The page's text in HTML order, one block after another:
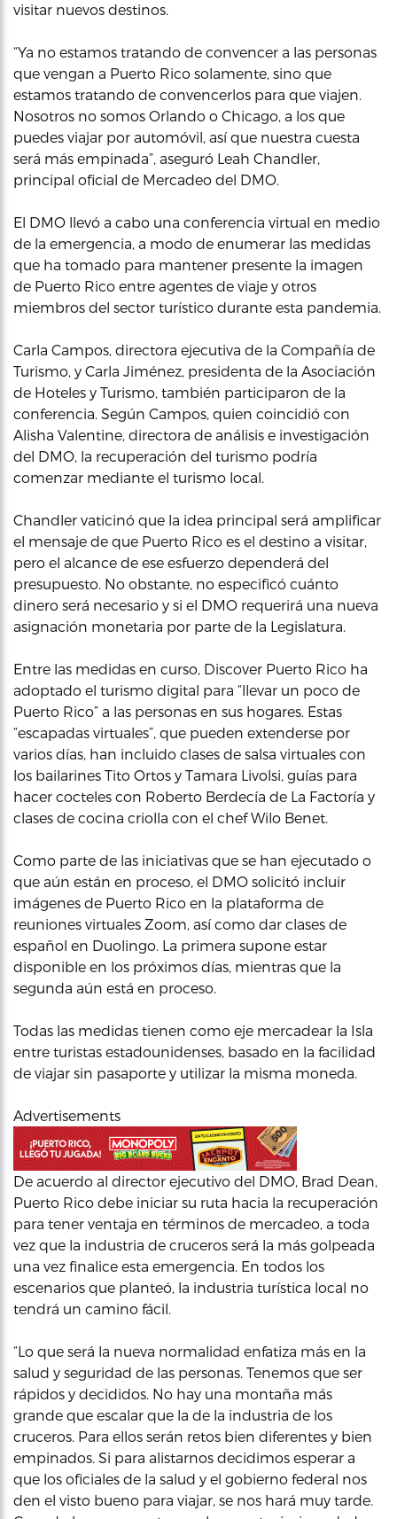
visitar nuevos destinos.
“Ya no estamos tratando de convencer a las personas
que vengan a Puerto Rico solamente, sino que
estamos tratando de convencerlos para que viajen.
Nosotros no somos Orlando o Chicago, a los que
puedes viajar por automóvil, así que nuestra cuesta
será más empinada”, aseguró Leah Chandler,
principal oficial de Mercadeo del DMO.
El DMO llevó a cabo una conferencia virtual en medio
de la emergencia, a modo de enumerar las medidas
que ha tomado para mantener presente la imagen
de Puerto Rico entre agentes de viaje y otros
miembros del sector turístico durante esta pandemia.
Carla Campos, directora ejecutiva de la Compañía de
Turismo, y Carla Jiménez, presidenta de la Asociación
de Hoteles y Turismo, también participaron de la
conferencia. Según Campos, quien coincidió con
Alisha Valentine, directora de análisis e investigación
del DMO, la recuperación del turismo podría
comenzar mediante el turismo local.
Chandler vaticinó que la idea principal será amplificar
el mensaje de que Puerto Rico es el destino a visitar,
pero el alcance de ese esfuerzo dependerá del
presupuesto. No obstante, no especificó cuánto
dinero será necesario y si el DMO requerirá una nueva
asignación monetaria por parte de la Legislatura.
Entre las medidas en curso, Discover Puerto Rico ha
adoptado el turismo digital para “llevar un poco de
Puerto Rico” a las personas en sus hogares. Estas
“escapadas virtuales”, que pueden extenderse por
varios días, han incluido clases de salsa virtuales con
los bailarines Tito Ortos y Tamara Livolsi, guías para
hacer cocteles con Roberto Berdecía de La Factoría y
clases de cocina criolla con el chef Wilo Benet.
Como parte de las iniciativas que se han ejecutado o
que aún están en proceso, el DMO solicitó incluir
imágenes de Puerto Rico en la plataforma de
reuniones virtuales Zoom, así como dar clases de
español en Duolingo. La primera supone estar
disponible en los próximos días, mientras que la
segunda aún está en proceso.
Todas las medidas tienen como eje mercadear la Isla
entre turistas estadounidenses, basado en la facilidad
de viajar sin pasaporte y utilizar la misma moneda.
Advertisements
De acuerdo al director ejecutivo del DMO, Brad Dean,
Puerto Rico debe iniciar su ruta hacia la recuperación
para tener ventaja en términos de mercadeo, a toda
vez que la industria de cruceros será la más golpeada
una vez finalice esta emergencia. En todos los
escenarios que planteó, la industria turística local no
tendrá un camino fácil.
“Lo que será la nueva normalidad enfatiza más en la
salud y seguridad de las personas. Tenemos que ser
rápidos y decididos. No hay una montaña más
grande que escalar que la de la industria de los
cruceros. Para ellos serán retos bien diferentes y bien
empinados. Si para alistarnos decidimos esperar a
que los oficiales de la salud y el gobierno federal nos
den el visto bueno para viajar, se nos hará muy tarde.